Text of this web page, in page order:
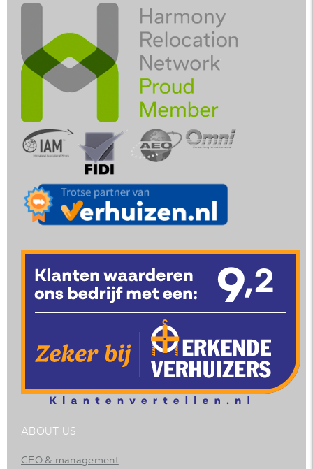
ABOUT US
CEO & management